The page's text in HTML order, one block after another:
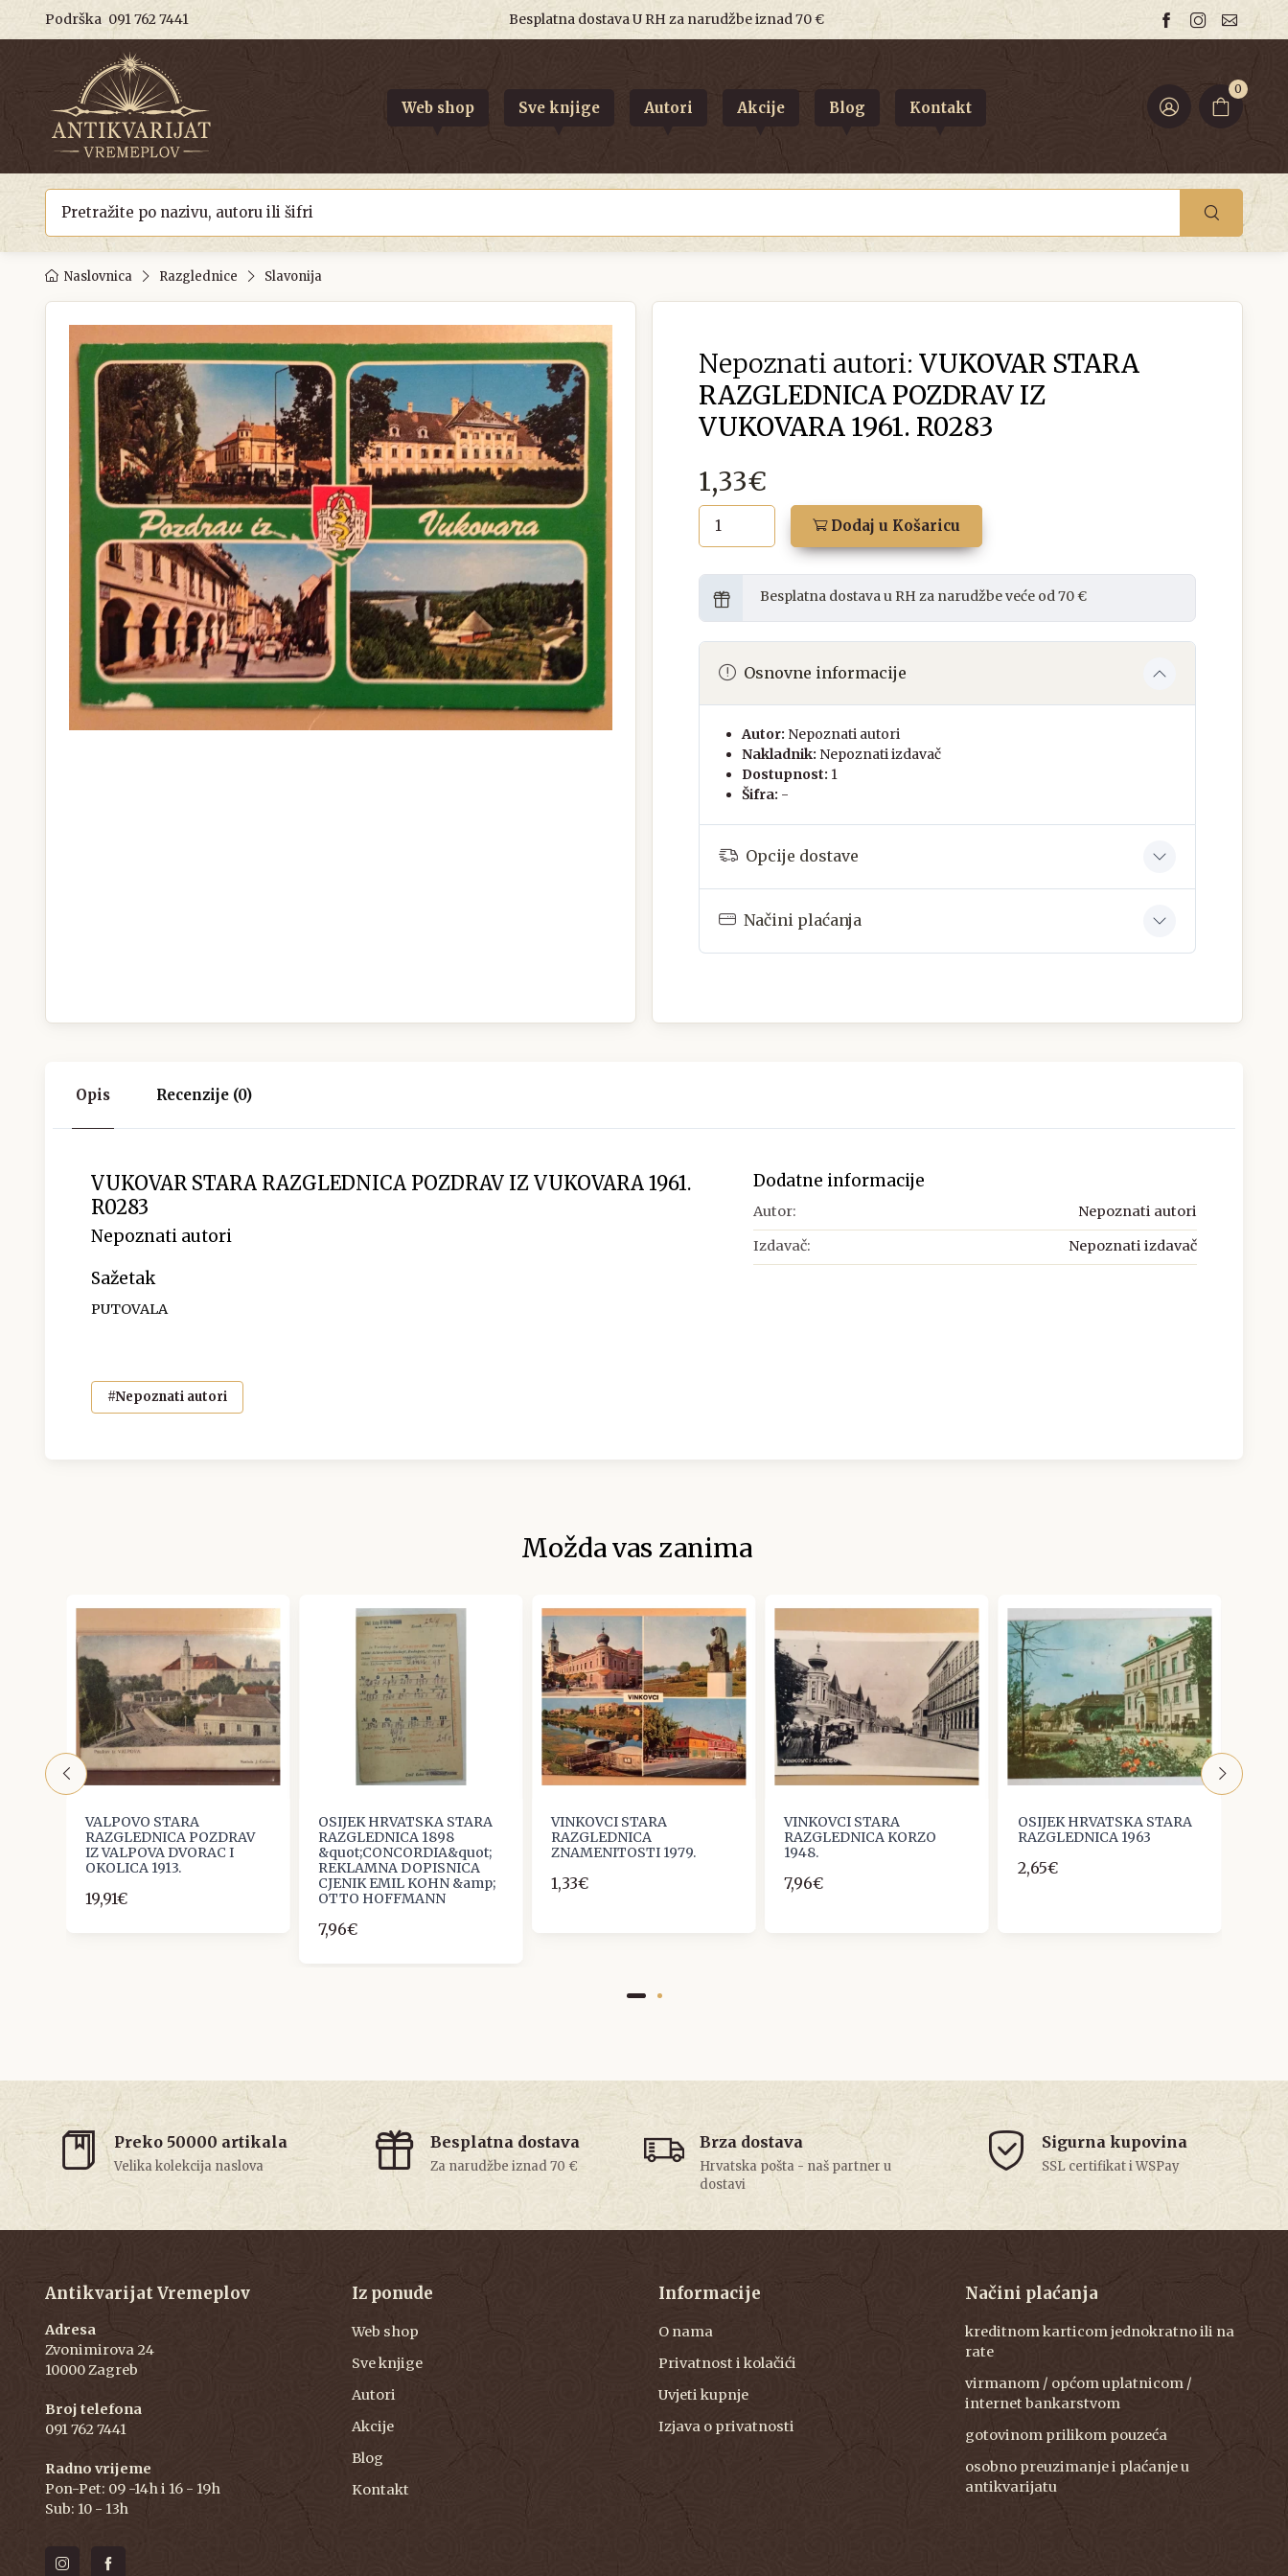
Podrška 091 762 7441 Besplatna dostava U RH za narudžbe iznad 70 €
0
Web shop Sve knjige Autori Akcije Blog Kontakt
Naslovnica Razglednice Slavonija
Nepoznati autori: VUKOVAR STARA
RAZGLEDNICA POZDRAV IZ
VUKOVARA 1961. R0283
1,33€
Dodaj u Košaricu
Besplatna dostava u RH za narudžbe veće od 70 €
Osnovne informacije
Autor: Nepoznati autori
Nakladnik: Nepoznati izdavač
Dostupnost: 1
Šifra: -
Opcije dostave
Načini plaćanja
Opis Recenzije (0)
VUKOVAR STARA RAZGLEDNICA POZDRAV IZ VUKOVARA 1961.
R0283
Nepoznati autori
Sažetak
PUTOVALA
#Nepoznati autori
Dodatne informacije
Autor: Nepoznati autori
Izdavač: Nepoznati izdavač
Možda vas zanima
VALPOVO STARA
RAZGLEDNICA POZDRAV
IZ VALPOVA DVORAC I
OKOLICA 1913.
19,91€
OSIJEK HRVATSKA STARA
RAZGLEDNICA 1898
&quot;CONCORDIA&quot;
REKLAMNA DOPISNICA
CJENIK EMIL KOHN &amp;
OTTO HOFFMANN
7,96€
VINKOVCI STARA
RAZGLEDNICA
ZNAMENITOSTI 1979.
1,33€
VINKOVCI STARA
RAZGLEDNICA KORZO
1948.
7,96€
OSIJEK HRVATSKA STARA
RAZGLEDNICA 1963
2,65€
Preko 50000 artikala
Velika kolekcija naslova
Besplatna dostava
Za narudžbe iznad 70 €
Brza dostava
Hrvatska pošta - naš partner u
dostavi
Sigurna kupovina
SSL certifikat i WSPay
Antikvarijat Vremeplov
Adresa
Zvonimirova 24
10000 Zagreb
Broj telefona
091 762 7441
Radno vrijeme
Pon-Pet: 09 -14h i 16 - 19h
Sub: 10 - 13h
Iz ponude
Web shop
Sve knjige
Autori
Akcije
Blog
Kontakt
Informacije
O nama
Privatnost i kolačići
Uvjeti kupnje
Izjava o privatnosti
Načini plaćanja
kreditnom karticom jednokratno ili na
rate
virmanom / općom uplatnicom /
internet bankarstvom
gotovinom prilikom pouzeća
osobno preuzimanje i plaćanje u
antikvarijatu